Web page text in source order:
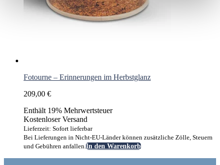
Fotourne – Erinnerungen im Herbstglanz
209,00 €
Enthält 19% Mehrwertsteuer
Kostenloser Versand
Lieferzeit: Sofort lieferbar
Bei Lieferungen in Nicht-EU-Länder können zusätzliche Zölle, Steuern
und Gebühren anfallen.In den Warenkorb